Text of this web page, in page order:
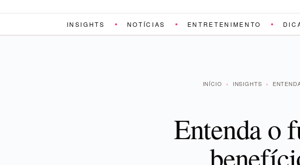
INSIGHTS NOTÍCIAS ENTRETENIMENTO
INÍCIO › INSIGHTS ›
Entenda o